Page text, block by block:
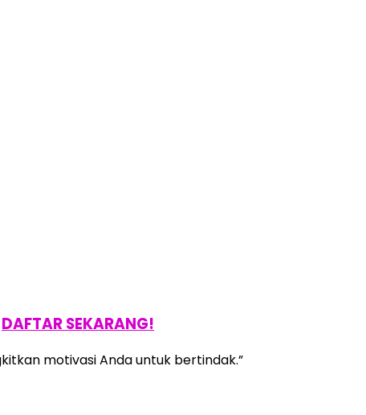
DAFTAR SEKARANG!
motivasi Anda untuk bertindak.”